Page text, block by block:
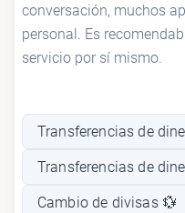
conversación, muchos
personal. Es
servicio por sí mismo.
Transferencias de
Transferencias de
Cambio de divisas 💱